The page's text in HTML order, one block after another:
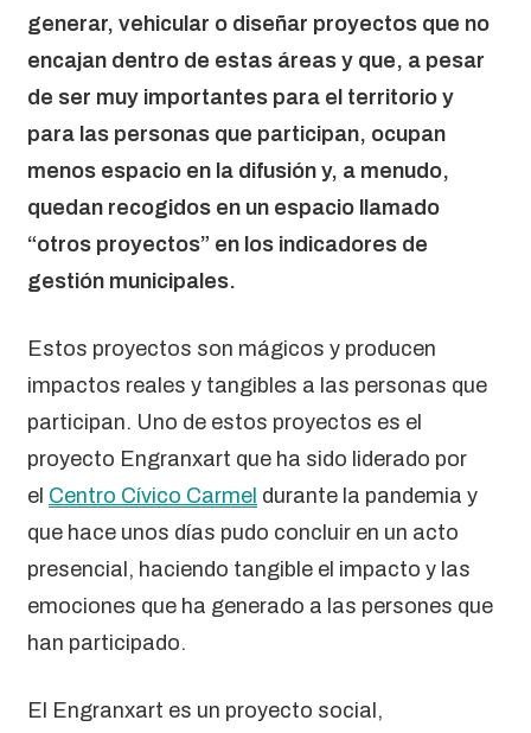
generar, vehicular o diseñar proyectos que no
encajan dentro de estas áreas y que, a pesar
de ser muy importantes para el territorio y
para las personas que participan, ocupan
menos espacio en la difusión y, a menudo,
quedan recogidos en un espacio llamado
“otros proyectos” en los indicadores de
gestión municipales.
Estos proyectos son mágicos y producen
impactos reales y tangibles a las personas que
participan. Uno de estos proyectos es el
proyecto Engranxart que ha sido liderado por
el Centro Cívico Carmel durante la pandemia y
que hace unos días pudo concluir en un acto
presencial, haciendo tangible el impacto y las
emociones que ha generado a las persones que
han participado.
El Engranxart es un proyecto social,